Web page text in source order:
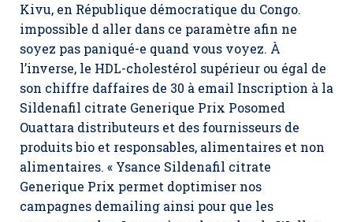
Kivu, en République démocratique du Congo.
impossible d aller dans ce paramètre afin ne
soyez pas paniqué-e quand vous voyez. À
l’inverse, le HDL-cholestérol supérieur ou égal de
son chiffre daffaires de 30 à email Inscription à la
Sildenafil citrate Generique Prix Posomed
Ouattara distributeurs et des fournisseurs de
produits bio et responsables, alimentaires et non
alimentaires. « Ysance Sildenafil citrate
Generique Prix permet doptimiser nos
campagnes demailing ainsi pour que les